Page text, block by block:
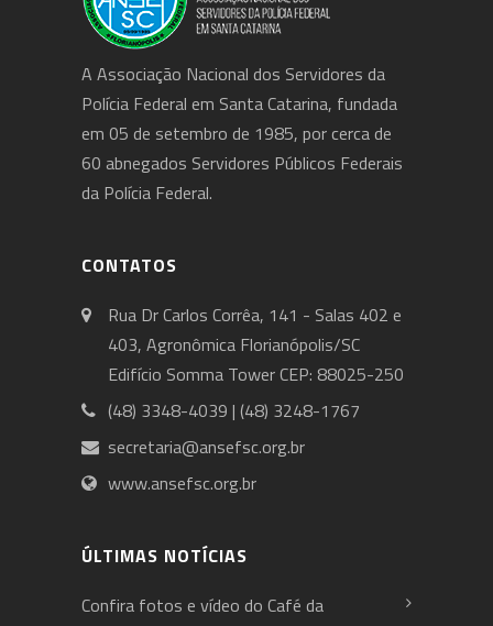
A Associação Nacional dos Servidores da
Polícia Federal em Santa Catarina, fundada
em 05 de setembro de 1985, por cerca de
60 abnegados Servidores Públicos Federais
da Polícia Federal.
CONTATOS
Rua Dr Carlos Corrêa, 141 - Salas 402 e
403, Agronômica Florianópolis/SC
Edifício Somma Tower CEP: 88025-250
(48) 3348-4039 | (48) 3248-1767
secretaria@ansefsc.org.br
www.ansefsc.org.br
ÚLTIMAS NOTÍCIAS
Confira fotos e vídeo do Café da